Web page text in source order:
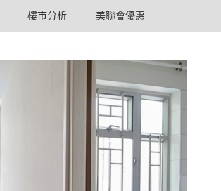
樓市分析 美聯會優惠